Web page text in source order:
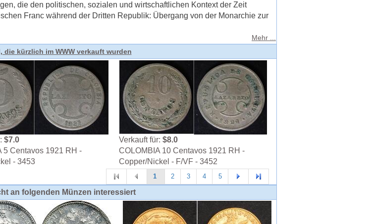
die den politischen, sozialen und wirtschaftlichen Kontext der Zeit
Franc während der Dritten Republik: Übergang von der Monarchie zur
Mehr ...
die kürzlich im WWW verkauft wurden
$7.0
5 Centavos 1921 RH -
- 3453
Verkauft für: $8.0
COLOMBIA 10 Centavos 1921 RH -
Copper/Nickel - F/VF - 3452
1 2 3 4 5
an folgenden Münzen interessiert